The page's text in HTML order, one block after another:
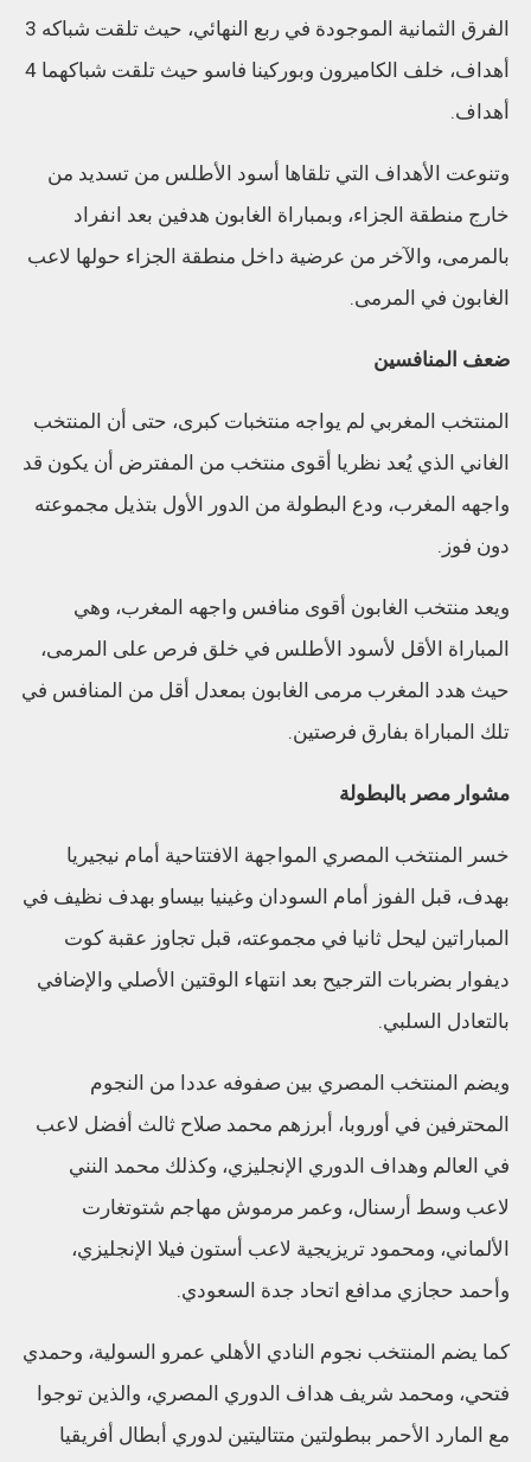
الفرق الثمانية الموجودة في ربع النهائي، حيث تلقت شباكه 3
أهداف، خلف الكاميرون وبوركينا فاسو حيث تلقت شباكهما 4
أهداف.
وتنوعت الأهداف التي تلقاها أسود الأطلس من تسديد من
خارج منطقة الجزاء، وبمباراة الغابون هدفين بعد انفراد
بالمرمى، والآخر من عرضية داخل منطقة الجزاء حولها لاعب
الغابون في المرمى.
ضعف المنافسين
المنتخب المغربي لم يواجه منتخبات كبرى، حتى أن المنتخب
الغاني الذي يُعد نظريا أقوى منتخب من المفترض أن يكون قد
واجهه المغرب، ودع البطولة من الدور الأول بتذيل مجموعته
دون فوز.
ويعد منتخب الغابون أقوى منافس واجهه المغرب، وهي
المباراة الأقل لأسود الأطلس في خلق فرص على المرمى،
حيث هدد المغرب مرمى الغابون بمعدل أقل من المنافس في
تلك المباراة بفارق فرصتين.
مشوار مصر بالبطولة
خسر المنتخب المصري المواجهة الافتتاحية أمام نيجيريا
بهدف، قبل الفوز أمام السودان وغينيا بيساو بهدف نظيف في
المباراتين ليحل ثانيا في مجموعته، قبل تجاوز عقبة كوت
ديفوار بضربات الترجيح بعد انتهاء الوقتين الأصلي والإضافي
بالتعادل السلبي.
ويضم المنتخب المصري بين صفوفه عددا من النجوم
المحترفين في أوروبا، أبرزهم محمد صلاح ثالث أفضل لاعب
في العالم وهداف الدوري الإنجليزي، وكذلك محمد النني
لاعب وسط أرسنال، وعمر مرموش مهاجم شتوتغارت
الألماني، ومحمود تريزيجية لاعب أستون فيلا الإنجليزي،
وأحمد حجازي مدافع اتحاد جدة السعودي.
كما يضم المنتخب نجوم النادي الأهلي عمرو السولية، وحمدي
فتحي، ومحمد شريف هداف الدوري المصري، والذين توجوا
مع المارد الأحمر ببطولتين متتاليتين لدوري أبطال أفريقيا